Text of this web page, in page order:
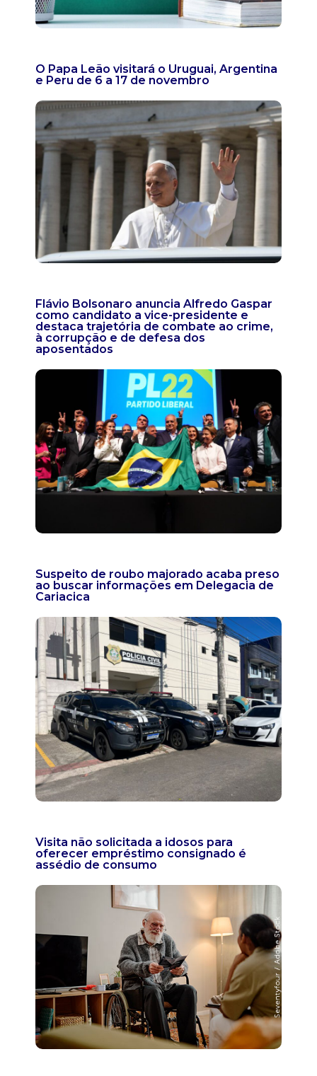
O Papa Leão visitará o Uruguai, Argentina
e Peru de 6 a 17 de novembro
Flávio Bolsonaro anuncia Alfredo Gaspar
como candidato a vice-presidente e
destaca trajetória de combate ao crime,
à corrupção e de defesa dos
aposentados
Suspeito de roubo majorado acaba preso
ao buscar informações em Delegacia de
Cariacica
Visita não solicitada a idosos para
oferecer empréstimo consignado é
assédio de consumo